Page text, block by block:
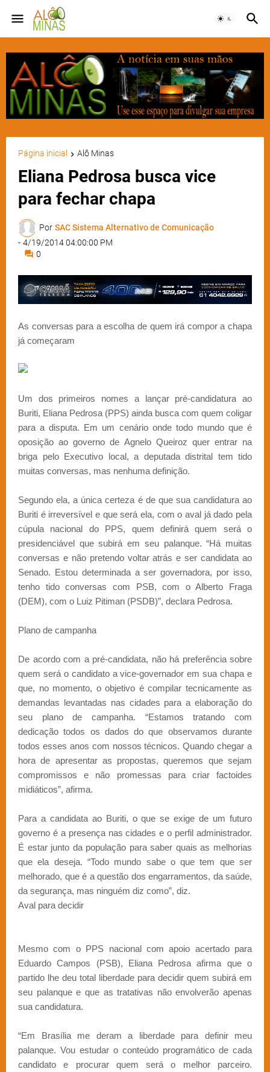
Página inicial Alô Minas
Eliana Pedrosa busca vice
para fechar chapa
Por SAC Sistema Alternativo de Comunicação
- 4/19/2014 04:00:00 PM
0
As conversas para a escolha de quem irá compor a chapa
já começaram
Um dos primeiros nomes a lançar pré-candidatura ao
Buriti, Eliana Pedrosa (PPS) ainda busca com quem coligar
para a disputa. Em um cenário onde todo mundo que é
oposição ao governo de Agnelo Queiroz quer entrar na
briga pelo Executivo local, a deputada distrital tem tido
muitas conversas, mas nenhuma definição.
Segundo ela, a única certeza é de que sua candidatura ao
Buriti é irreversível e que será ela, com o aval já dado pela
cúpula nacional do PPS, quem definirá quem será o
presidenciável que subirá em seu palanque. “Há muitas
conversas e não pretendo voltar atrás e ser candidata ao
Senado. Estou determinada a ser governadora, por isso,
tenho tido conversas com PSB, com o Alberto Fraga
(DEM), com o Luiz Pitiman (PSDB)”, declara Pedrosa.
Plano de campanha
De acordo com a pré-candidata, não há preferência sobre
quem será o candidato a vice-governador em sua chapa e
que, no momento, o objetivo é compilar tecnicamente as
demandas levantadas nas cidades para a elaboração do
seu plano de campanha. “Estamos tratando com
dedicação todos os dados do que observamos durante
todos esses anos com nossos técnicos. Quando chegar a
hora de apresentar as propostas, queremos que sejam
compromissos e não promessas para criar factoides
midiáticos”, afirma.
Para a candidata ao Buriti, o que se exige de um futuro
governo é a presença nas cidades e o perfil administrador.
É estar junto da população para saber quais as melhorias
que ela deseja. “Todo mundo sabe o que tem que ser
melhorado, que é a questão dos engarramentos, da saúde,
da segurança, mas ninguém diz como”, diz.
Aval para decidir
Mesmo com o PPS nacional com apoio acertado para
Eduardo Campos (PSB), Eliana Pedrosa afirma que o
partido lhe deu total liberdade para decidir quem subirá em
seu palanque e que as tratativas não envolverão apenas
sua candidatura.
“Em Brasília me deram a liberdade para definir meu
palanque. Vou estudar o conteúdo programático de cada
candidato e procurar quem será o melhor parceiro.